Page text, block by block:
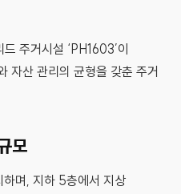
주거시설 ‘PH1603’이
자산 관리의 균형을 갖춘 주거
모
며, 지하 5층에서 지상